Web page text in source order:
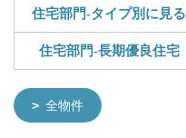
住宅部門-タイプ別に見る
住宅部門-長期優良住宅
全物件